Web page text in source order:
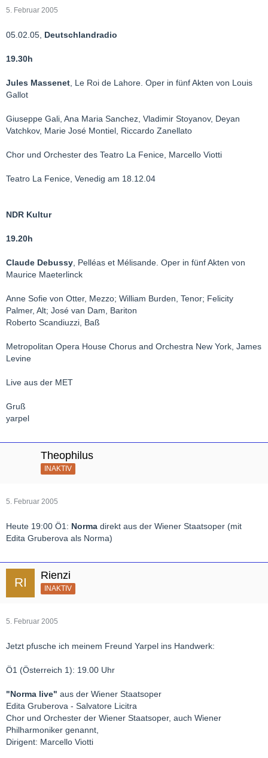
5. Februar 2005
05.02.05, Deutschlandradio
19.30h
Jules Massenet , Le Roi de Lahore. Oper in fünf Akten von Louis
Gallot
Giuseppe Gali, Ana Maria Sanchez, Vladimir Stoyanov, Deyan
Vatchkov, Marie José Montiel, Riccardo Zanellato
Chor und Orchester des Teatro La Fenice, Marcello Viotti
Teatro La Fenice, Venedig am 18.12.04
NDR Kultur
19.20h
Claude Debussy , Pelléas et Mélisande. Oper in fünf Akten von
Maurice Maeterlinck
Anne Sofie von Otter, Mezzo; William Burden, Tenor; Felicity
Palmer, Alt; José van Dam, Bariton
Roberto Scandiuzzi, Baß
Metropolitan Opera House Chorus and Orchestra New York, James
Levine
Live aus der MET
Gruß
yarpel
Theophilus
INAKTIV
5. Februar 2005
Heute 19:00 Ö1: Norma direkt aus der Wiener Staatsoper (mit
Edita Gruberova als Norma)
Rienzi
INAKTIV
5. Februar 2005
Jetzt pfusche ich meinem Freund Yarpel ins Handwerk:
Ö1 (Österreich 1): 19.00 Uhr
"Norma live" aus der Wiener Staatsoper
Edita Gruberova - Salvatore Licitra
Chor und Orchester der Wiener Staatsoper, auch Wiener
Philharmoniker genannt,
Dirigent: Marcello Viotti